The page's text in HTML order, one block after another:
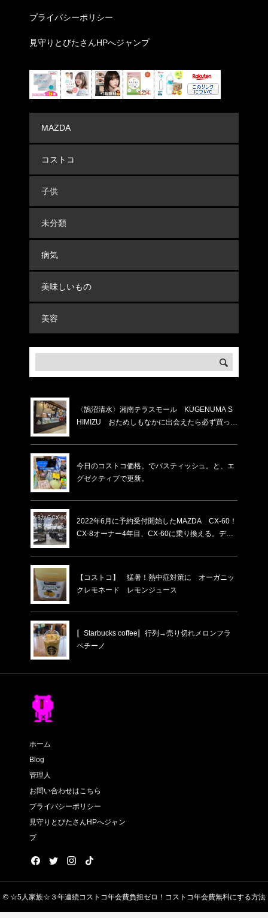
プライバシーポリシー
見守りとびたさんHPへジャンプ
MAZDA
コストコ
子供
未分類
病気
美味しいもの
美容
〈鵠沼清水〉湘南テラスモール KUGENUMA S
HIMIZU おためしもなかに出会えたら必ず買った
がほとんど。賞味期限が少し短いだけ！化粧箱入
今日のコストコ価格。でバスティッシュ。と、エ
グゼクティブで更新。
2022年6月に予約受付開始したMAZDA CX-60！
CX-8オーナー4年目、CX-60に乗り換える。ディ
【コストコ】 猛暑！熱中症対策に オーガニッ
クレモネード レモンジュース
〚Starbucks coffee〛行列→売り切れメロンフラ
ペチーノ
ホーム
Blog
管理人
お問い合わせはこちら
プライバシーポリシー
見守りとびたさんHPへジャン
プ
© ☆5人家族☆３年連続コストコ年会費負担ゼロ！コストコ年会費無料にする方法